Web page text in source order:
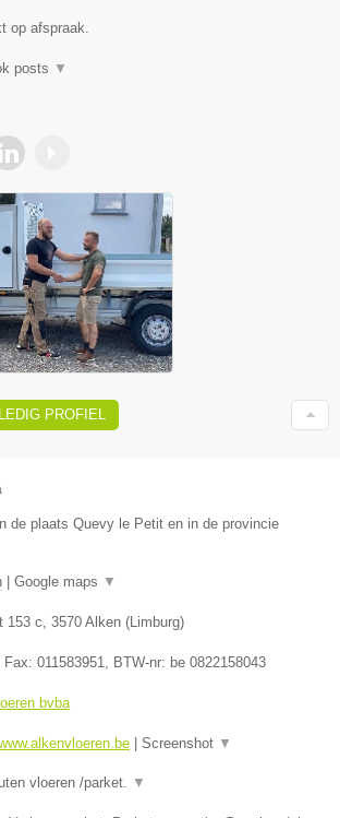
op afspraak.
posts ▼
PROFIEL
de plaats Quevy le Petit en in de provincie
Google maps ▼
153 c, 3570 Alken (Limburg)
Fax: 011583951, BTW-nr: be 0822158043
bvba
Screenshot ▼
vloeren /parket. ▼